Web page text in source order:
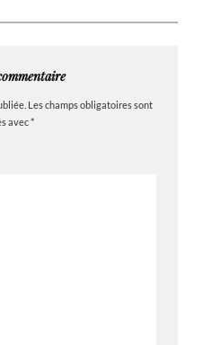
Les champs obligatoires sont
avec*